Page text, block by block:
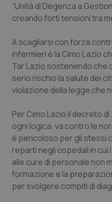
Abruzzo
Calabria
Campania
Emilia-Romagna
Friuli Venezia Giulia
Lazio
Liguria
QS Pro Gold
Asma & BPCO
Car-T
Colesterolo &
Dermatite Atopica
Diabete &
Disturbi dell’umore
“Unità di Degenza a
creando forti tensioni tra
A scagliarsi con forza
infermieri è la Cimo Lazio
Tar Lazio sostenendo che
serio rischio la salute dei
violazione della legge che
Per Cimo Lazio il decreto
ogni logica, va contro le
è pericoloso per gli stessi
reparti negli ospedali in
alle cure di personale non
formazione e la
per svolgere compiti di